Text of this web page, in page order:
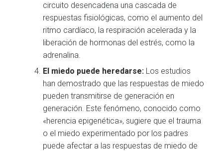
circuito desencadena una cascada de
respuestas fisiológicas, como el aumento del
ritmo cardíaco, la respiración acelerada y la
liberación de hormonas del estrés, como la
adrenalina.
El miedo puede heredarse: Los estudios
han demostrado que las respuestas de miedo
pueden transmitirse de generación en
generación. Este fenómeno, conocido como
«herencia epigenética», sugiere que el trauma
o el miedo experimentado por los padres
puede afectar a las respuestas de miedo de